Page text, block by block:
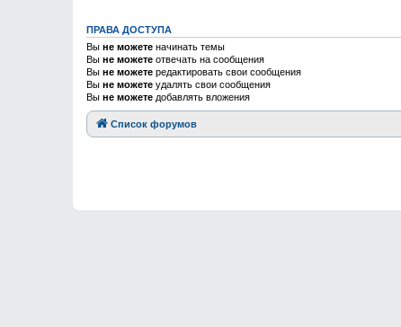
ПРАВА ДОСТУПА
Вы не можете начинать темы
Вы не можете отвечать на сообщения
Вы не можете редактировать свои сообщения
Вы не можете удалять свои сообщения
Вы не можете добавлять вложения
Список форумов